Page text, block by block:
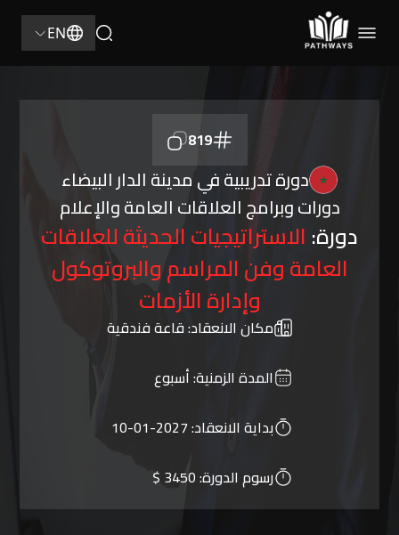
EN
819
دورة تدريبية في مدينة الدار البيضاء
دورات وبرامج العلاقات العامة والإعلام
دورة: الاستراتيجيات الحديثة للعلاقات
العامة وفن المراسم والبروتوكول
وإدارة الأزمات
مكان الانعقاد:قاعة فندقية
المدة الزمنية:أسبوع
بداية الانعقاد:2027-01-10
رسوم الدورة:3450 $